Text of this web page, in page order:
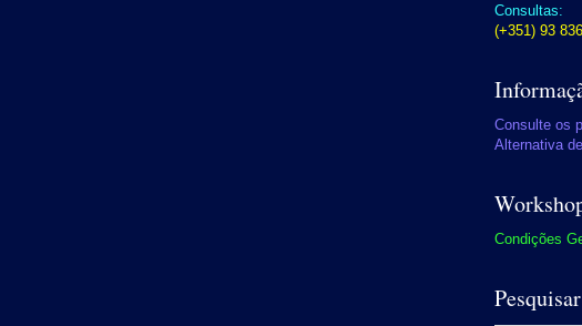
Consultas:
(+351) 93
Consulte os
Alternativa
Condições
Pesquisar